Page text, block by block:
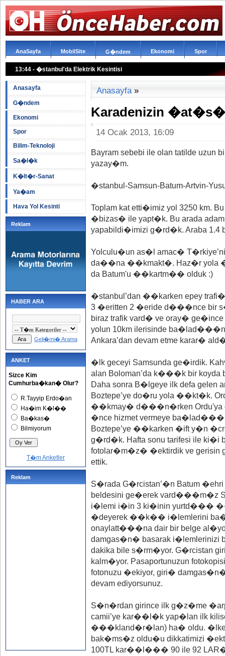
AnaSayfa MobilSite G�ndem Ekonomi Spor
16:26 - Bizde Montaj Yok
13:44 - �stanbul'da Elektrik Kesintisi
10:28 - FBI Cemaat Okullar�n� Bast�
Anasayfa
G�ndem
Ekonomi
Spor
Bilim-Teknoloji
Sa�l�k
K�lt�r-Sanat
Ya�am
Hava Yol Kesinti
Reklam
HABER ARA
Geli�mi� Arama
ANKET
Sizce Kim
Cumhurba�kan� Olur?
R.Tayyip Erdo�an
Ha�im K�l��
Ba�kas�
Bilmiyorum
T�m Anketler
Reklam
Anasayfa»
Karadenizin �at�s�
14 Ocak 2013, 16:09
Bayram sebebi ile olan tatilde
yazay�m.
�stanbul-Samsun-Batum-Artvin-
Toplam kat etti�imiz yol 3250 km.
�bizas� ile yapt�k. Bu arada
yapabildi�imizi g�rd�k. Araba 1.4
Yolculu�un as�l amac�
da��na ��kmakt�. Haz�r yola
da Batum'u ��kartm�� olduk :)
�stanbul’dan ��karken epey
3 �eritten 2 �eride d���nce
biraz trafik vard� ve oray�
yolun 10km ilerisinde
Ankara’dan devam etme karar�
�lk geceyi Samsunda ge�irdik.
alan Boloman’da k���k bir koyda
Daha sonra B�lgeye ilk defa
Boztepe’ye do�ru yola ��kt�k.
��kmay� d���n�rken Ordu'ya
�nce hizmet vermeye
Boztepe’ye ��karken �ift y�n
g�rd�k. Hafta sonu tarifesi ile
fotolar�m�z� �ektirdik ve gerisin
ettik.
S�rada G�rcistan’�n Batum �ehri
beldesini ge�erek
i�lemi i�in 3 ki�inin yurtd���
�deyerek ��k�� i�lemlerini
onaylatt���na dair bir belge
damgas�n� basarak i�lemlerinizi
dakika bile s�rm�yor. G�rcistan
kalm�yor. Pasaportunuzun
fotonuzu �ekiyor, giri�
devam ediyorsunuz.
S�n�rdan girince ilk g�z�me
camii’ye kar��l�k yap�lan ilk
���kland�r�lan) ha� oldu.
bak�ms�z oldu�u dikkatimizi
100TL kar��l��� 90 ile 92 LAR�